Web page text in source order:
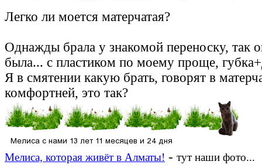
Легко ли моется матерчатая?
Однажды брала у знакомой переноску, так
была... с пластиком по моему проще,
Я в смятении какую брать, говорят в
комфортней, это так?
Мелиса, которая живёт в Алматы! - тут наши фото...